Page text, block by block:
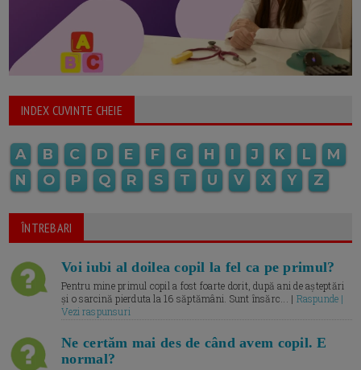
INDEX CUVINTE CHEIE
A B C D E F G H I J K L
M
N
O P Q R S T U V X Y Z
ÎNTREBARI
Voi iubi al doilea copil la fel ca pe primul?
Pentru mine primul copil a fost foarte dorit, după ani de așteptări
și o sarcină pierduta la 16 săptămâni. Sunt însărc... | Raspunde |
Vezi raspunsuri
Ne certăm mai des de când avem copil. E
normal?